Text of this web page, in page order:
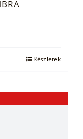
Részletek